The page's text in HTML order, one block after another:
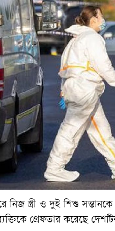
নিজ স্ত্রী ও দুই শিশু সন্তানকে
গ্রেফতার করেছে